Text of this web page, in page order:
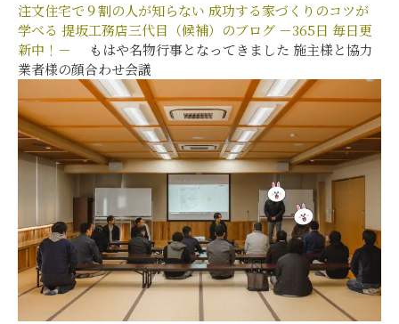
注文住宅で９割の人が知らない 成功する家づくりのコツが
学べる 提坂工務店三代目（候補）のブログ －365日 毎日更
新中！－ もはや名物行事となってきました 施主様と協力
業者様の顔合わせ会議